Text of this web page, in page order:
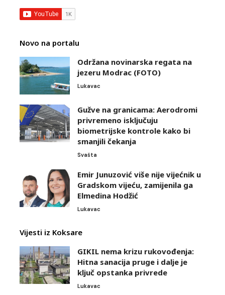
Novo na portalu
Održana novinarska regata na
jezeru Modrac (FOTO)
Lukavac
Gužve na granicama: Aerodromi
privremeno isključuju
biometrijske kontrole kako bi
smanjili čekanja
Svašta
Emir Junuzović više nije vijećnik u
Gradskom vijeću, zamijenila ga
Elmedina Hodžić
Lukavac
Vijesti iz Koksare
GIKIL nema krizu rukovođenja:
Hitna sanacija pruge i dalje je
ključ opstanka privrede
Lukavac